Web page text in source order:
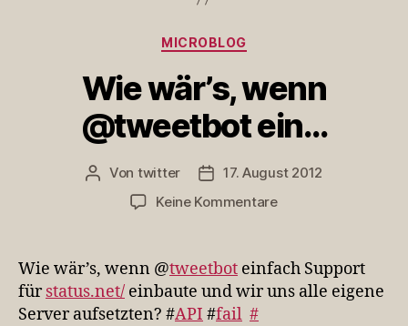
Kategorien
MICROBLOG
Wie wär’s, wenn
@tweetbot ein…
Beitragsautor
Von twitter Veröffentlichungsdatum
17. August 2012
Keine Kommentarezu
wenn
@tweetbot
ein…
Wie wär’s, wenn @tweetbot einfach Support
fürstatus.net/ einbaute und wir uns alle eigene
Server aufsetzten? #API #fail #